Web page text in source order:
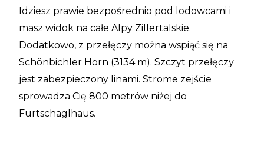
Idziesz prawie bezpośrednio pod lodowcami i
masz widok na całe Alpy Zillertalskie.
Dodatkowo, z przełęczy można wspiąć się na
Schönbichler Horn (3134 m). Szczyt przełęczy
jest zabezpieczony linami. Strome zejście
sprowadza Cię 800 metrów niżej do
Furtschaglhaus.